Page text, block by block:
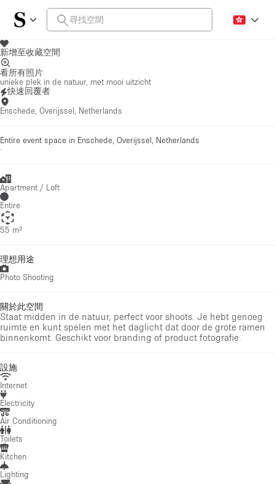
新增至收藏空間
看所有照片
unieke plek in de natuur, met mooi uitzicht
快速回覆者
Enschede, Overijssel, Netherlands
Entire event space in Enschede, Overijssel, Netherlands
·
Apartment / Loft
Entire
55 m²
理想用途
Photo Shooting
關於此空間
Staat midden in de natuur, perfect voor shoots. Je hebt genoeg
ruimte en kunt spelen met het daglicht dat door de grote ramen
binnenkomt. Geschikt voor branding of product fotografie.
設施
Internet
Electricity
Air Conditioning
Toilets
Kitchen
Lighting